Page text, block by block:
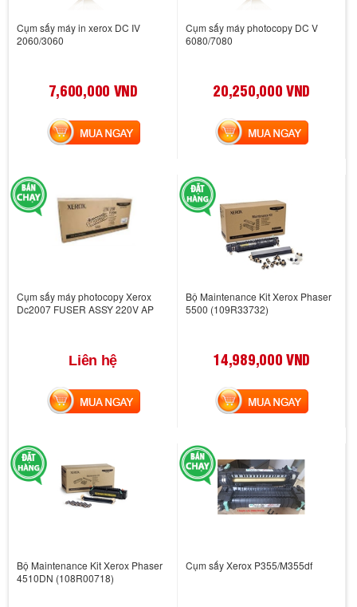
Cụm sấy máy in xerox DC IV
2060/3060
7,600,000 VND
MUA NGAY
Cụm sấy máy photocopy DC V
6080/7080
20,250,000 VND
MUA NGAY
Cụm sấy máy photocopy Xerox
Dc2007 FUSER ASSY 220V AP
Liên hệ
MUA NGAY
Bộ Maintenance Kit Xerox Phaser
5500 (109R33732)
14,989,000 VND
MUA NGAY
Bộ Maintenance Kit Xerox Phaser
4510DN (108R00718)
Cụm sấy Xerox P355/M355df